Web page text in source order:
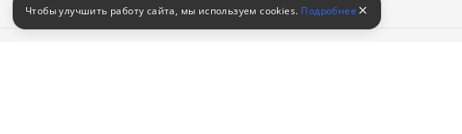
Чтобы улучшить работу сайта, мы используем cookies. Подробнее